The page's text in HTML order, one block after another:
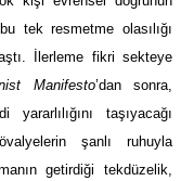
tek resmetme olasılığı
İlerleme fikri sekteye
Manifesto’dan sonra,
taşıyacağı
şanlı ruhuyla
getirdiği tekdüzelik,